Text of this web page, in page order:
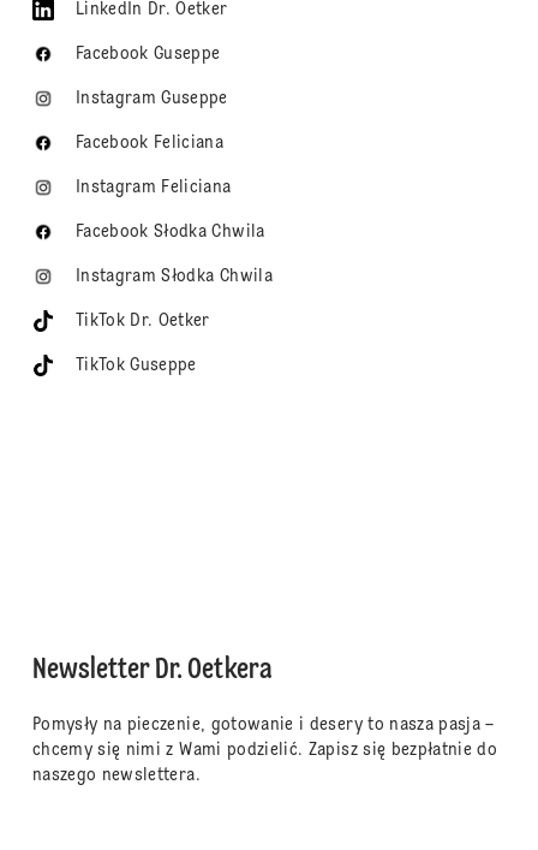
LinkedIn Dr. Oetker
Facebook Guseppe
Instagram Guseppe
Facebook Feliciana
Instagram Feliciana
Facebook Słodka Chwila
Instagram Słodka Chwila
TikTok Dr. Oetker
TikTok Guseppe
Newsletter Dr. Oetkera
Pomysły na pieczenie, gotowanie i desery to nasza pasja –
chcemy się nimi z Wami podzielić. Zapisz się bezpłatnie do
naszego newslettera.